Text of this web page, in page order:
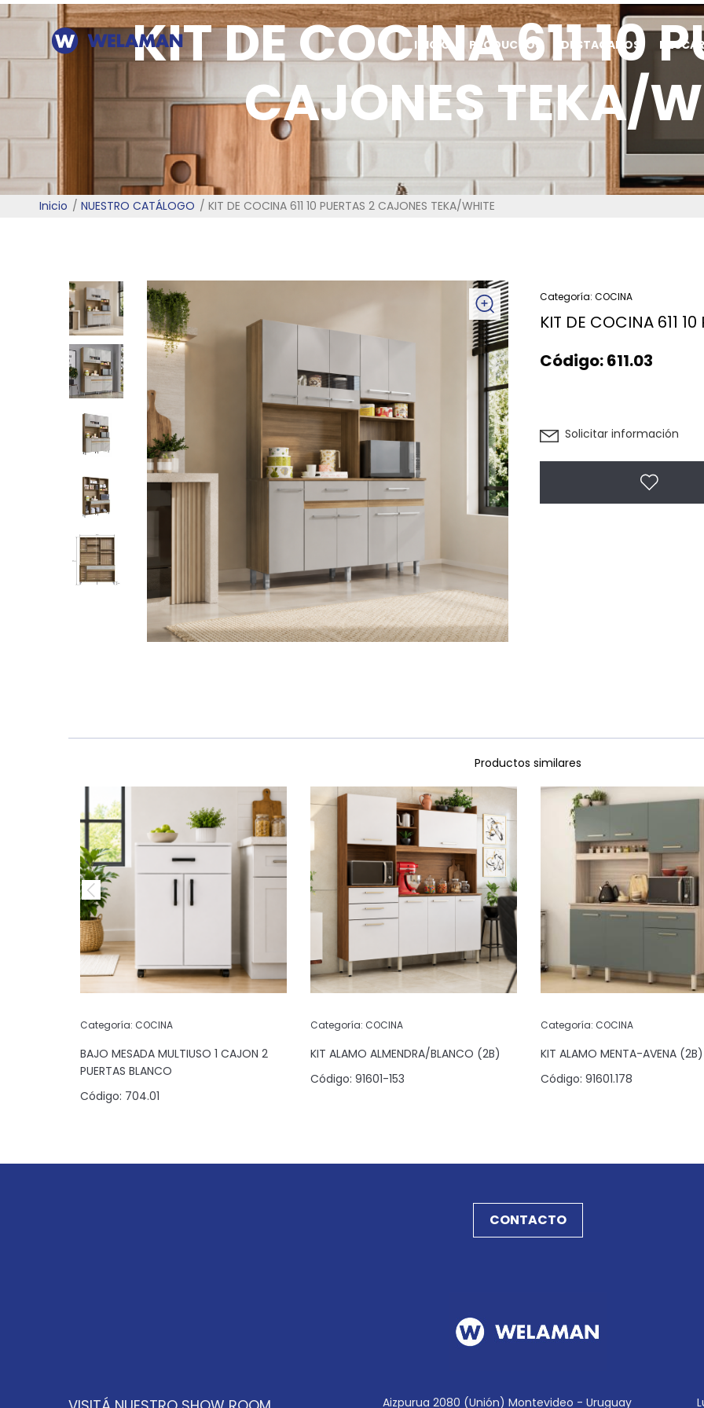
INICIO PRODUCTOS DESTACADOS
KIT DE COCINA 611 10
CAJONES TEKA/
Inicio NUESTRO CATÁLOGO KIT DE COCINA 611 10 PUERTAS 2 CAJONES TEKA/WHITE
Categoría: COCINA
KIT DE COCINA 611
Código:611.03
Solicitar información
Productos similares
Categoría: COCINA
BAJO MESADA MULTIUSO 1 CAJON 2
PUERTAS BLANCO
Código: 704.01
Categoría: COCINA
KIT ALAMO ALMENDRA/BLANCO (2B)
Código: 91601-153
Categoría: COCINA
KIT ALAMO MENTA-AVENA (2B)
Código: 91601.178
CONTACTO
Aizpurua 2080 (Unión) Montevideo - Uruguay